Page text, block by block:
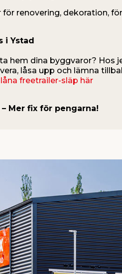
för renovering, dekoration,
i Ystad
hem dina byggvaror? Hos
låsa upp och lämna
freetrailer-släp här
Mer fix för pengarna!